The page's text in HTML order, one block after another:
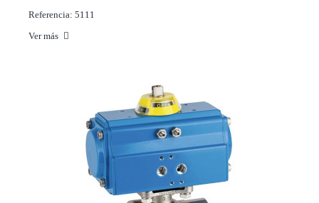
Referencia: 5111
Ver más